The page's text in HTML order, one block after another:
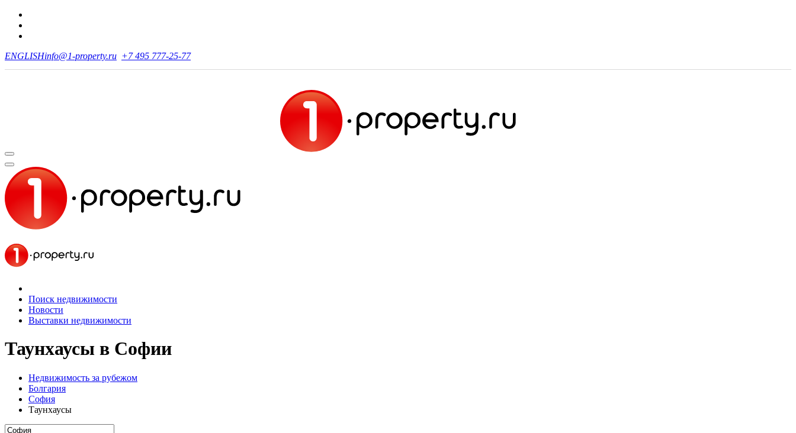
ENGLISHinfo@1-property.ru +7 495 777-25-77
Поиск недвижимости
Новости
Выставки недвижимости
Таунхаусы в Софии
Недвижимость за рубежом
Болгария
София
Таунхаусы